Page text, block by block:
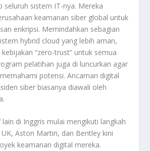
seluruh sistem IT-nya. Mereka
keamanan siber global untuk
enkripsi. Memindahkan sebagian
hybrid cloud yang lebih aman,
“zero-trust” untuk semua
pelatihan juga di luncurkan agar
potensi. Ancaman digital
siber biasanya diawali oleh
di Inggris mulai mengikuti langkah
Aston Martin, dan Bentley kini
keamanan digital mereka.